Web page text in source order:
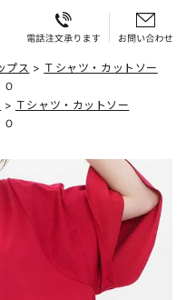
プス
Ｔシャツ・カットソー
Ｔシャツ・カットソー